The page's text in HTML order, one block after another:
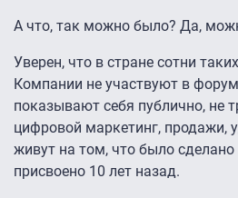
А что, так можно было? Да,
Уверен, что в стране сотни
Компании не участвуют в
показывают себя публично, не
цифровой маркетинг, продажи,
живут на том, что было
присвоено 10 лет назад.